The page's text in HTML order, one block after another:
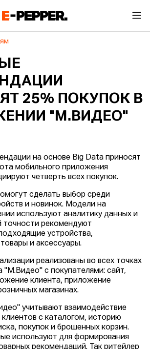
25% ПОКУПОК В
"М.ВИДЕО"
на основе Big Data приносят
мобильного приложения
четверть всех покупок.
сделать выбор среди
и новинок. Модели на
используют аналитику данных и
точности рекомендуют
устройства,
и аксессуары.
реализованы во всех точках
"М.Видео" с покупателями: сайт,
клиента, приложение
магазинах.
учитывают взаимодействие
с каталогом, историю
покупок и брошенных корзин.
используют для формирования
рекомендаций. Так ритейлер